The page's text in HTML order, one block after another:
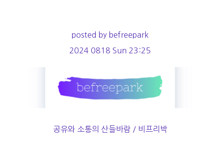
posted by befreepark
2024 0818 Sun 23:25
공유와 소통의 산들바람 / 비프리박